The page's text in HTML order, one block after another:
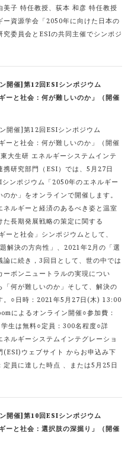
美子 特任教授、荻本 和彦 特任教授
ー資源学会「2050年に向けた日本の
究委員会とESIの共同主催でシンポジ
開催]第12回ESIシンポジウム
ーと社会：何が難しいのか」（開催
開催]第12回ESIシンポジウム
ーと社会：何が難しいのか」（開催
大生研 エネルギーシステムインテ
携研究部門（ESI）では、5月27日
シンポジウム「2050年のエネルギー
のか」をオンラインで開催します。
ルギーと経済のあるべき姿と温室
た長期発展戦略の策定に関する
ーと社会」シンポジウムとして、
解決の方向性」、2021年2月の「選
論に続き，3回目として、世の中では
ーボンニュートラルの実現につい
「何が難しいのか」そして、解決の
。○日時：2021年5月27日(木) 13:00
によるオンライン開催○参加費：
生は無料○定員：300名程度○詳
ネルギーシステムインテグレーショ
(ESI)ウェブサイト からお申込み下
定員に達した時点 、または5月25日
開催]第10回ESIシンポジウム
ーと社会：選択肢の深掘り」（開催